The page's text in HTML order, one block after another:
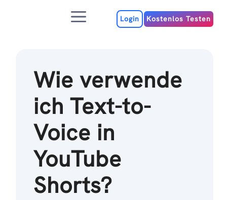
MenuLogin Kostenlos Testen
Wie verwende
ich Text-to-
Voice in
YouTube
Shorts?